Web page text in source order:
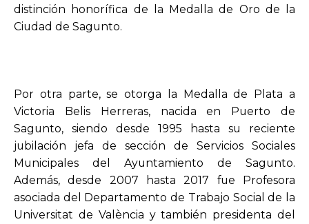
distinción honorífica de la Medalla de Oro de la
Ciudad de Sagunto.
Por otra parte, se otorga la Medalla de Plata a
Victoria Belis Herreras, nacida en Puerto de
Sagunto, siendo desde 1995 hasta su reciente
jubilación jefa de sección de Servicios Sociales
Municipales del Ayuntamiento de Sagunto.
Además, desde 2007 hasta 2017 fue Profesora
asociada del Departamento de Trabajo Social de la
Universitat de València y también presidenta del